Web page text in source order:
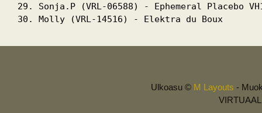
29. Sonja.P (VRL-06588) - Ephemeral Placebo
Ulkoasu © M Layouts -